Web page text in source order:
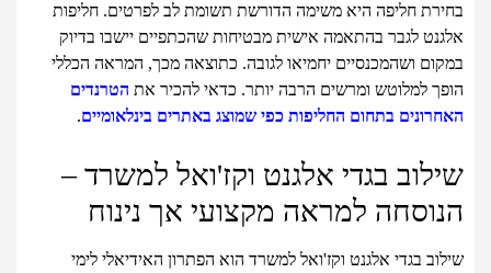
בחירת חליפה היא משימה הדורשת תשומת לב לפרטים. חליפות
אלגנט לגבר בהתאמה אישית מבטיחות שהכתפיים יישבו בדיוק
במקום ושהמכנסיים יחמיאו לגובה. כתוצאה מכך, המראה הכללי
הופך למלוטש ומרשים הרבה יותר. כדאי להכיר את הטרנדים
האחרונים בתחום החליפות כפי שמוצג באתרים בינלאומיים.
שילוב בגדי אלגנט וקז'ואל למשרד –
הנוסחה למראה מקצועי אך נינוח
שילוב בגדי אלגנט וקז'ואל למשרד הוא הפתרון האידיאלי לימי